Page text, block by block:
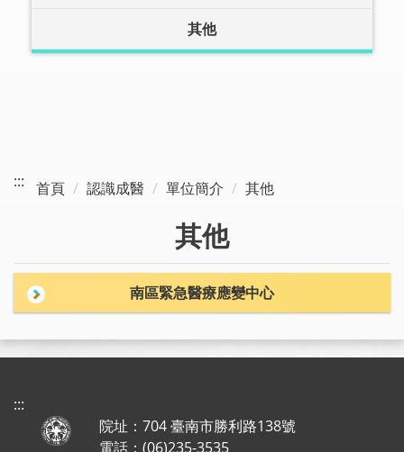
其他
::: 首頁 認識成醫 單位簡介 其他
其他
南區緊急醫療應變中心
:::
院址：704 臺南市勝利路138號
電話：(06)235-3535